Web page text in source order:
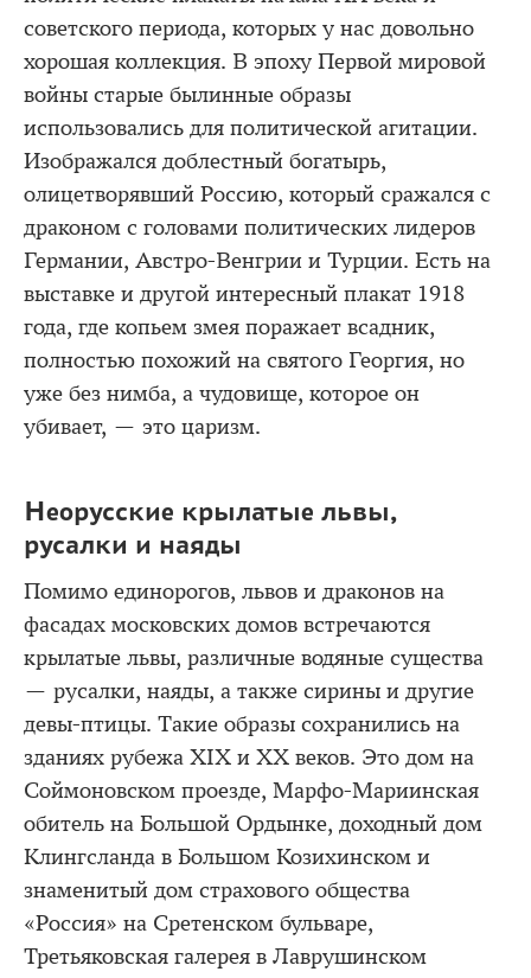
советского периода, которых у нас довольно
хорошая коллекция. В эпоху Первой мировой
войны старые былинные образы
использовались для политической агитации.
Изображался доблестный богатырь,
олицетворявший Россию, который сражался с
драконом с головами политических лидеров
Германии, Австро-Венгрии и Турции. Есть на
выставке и другой интересный плакат 1918
года, где копьем змея поражает всадник,
полностью похожий на святого Георгия, но
уже без нимба, а чудовище, которое он
убивает, — это царизм.
Неорусские крылатые львы,
русалки и наяды
Помимо единорогов, львов и драконов на
фасадах московских домов встречаются
крылатые львы, различные водяные существа
— русалки, наяды, а также сирины и другие
девы-птицы. Такие образы сохранились на
зданиях рубежа XIX и ХХ веков. Это дом на
Соймоновском проезде, Марфо-Мариинская
обитель на Большой Ордынке, доходный дом
Клингсланда в Большом Козихинском и
знаменитый дом страхового общества
«Россия» на Сретенском бульваре,
Третьяковская галерея в Лаврушинском